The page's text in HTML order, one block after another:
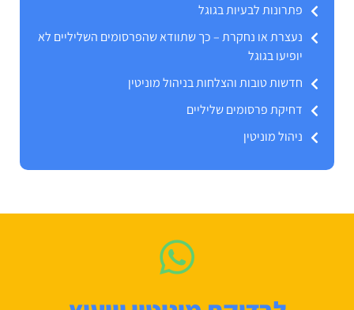
פתרונות לבעיות בגוגל
נעצרת או נחקרת – כך שתוודא שהפרסומים השליליים לא
יופיעו בגוגל
חדשות טובות והצלחות בניהול מוניטין
דחיקת פרסומים שליליים
ניהול מוניטין